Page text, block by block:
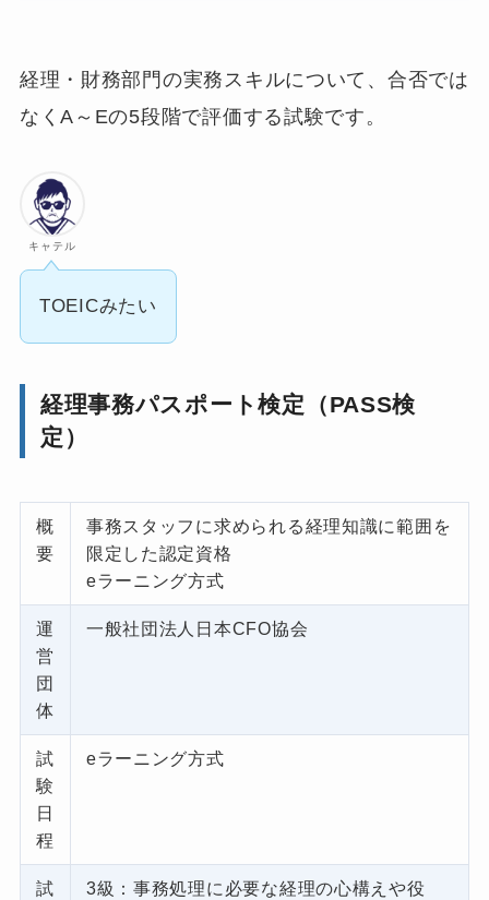
経理・財務部門の実務スキルについて、合否では
なくA～Eの5段階で評価する試験です。
キャテル
TOEICみたい
経理事務パスポート検定（PASS検
定）
概
要
事務スタッフに求められる経理知識に範囲を
限定した認定資格
eラーニング方式
運
営
団
体
一般社団法人日本CFO協会
試
験
日
程
eラーニング方式
試
3級：事務処理に必要な経理の心構えや役